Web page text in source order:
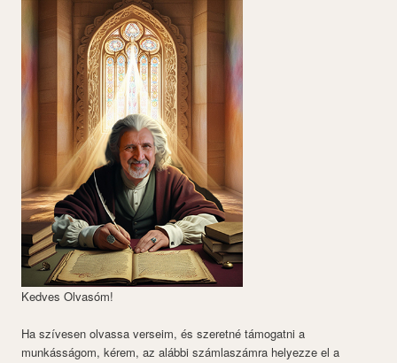
Kedves Olvasóm!
Ha szívesen olvassa verseim, és szeretné támogatni a
munkásságom, kérem, az alábbi számlaszámra helyezze el a